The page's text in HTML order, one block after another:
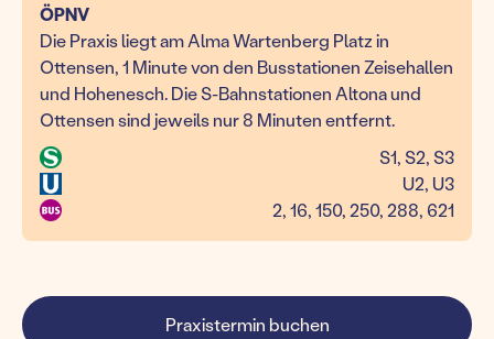
ÖPNV
Die Praxis liegt am Alma Wartenberg Platz in
Ottensen, 1 Minute von den Busstationen Zeisehallen
und Hohenesch. Die S-Bahnstationen Altona und
Ottensen sind jeweils nur 8 Minuten entfernt.
S1, S2, S3
U2, U3
2, 16, 150, 250, 288, 621
Praxistermin buchen